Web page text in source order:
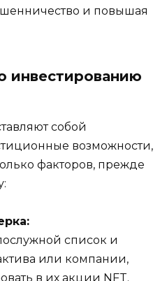
и повышая
инвестированию
собой
возможности,
факторов, прежде
список и
или компании,
в их акции NFT.